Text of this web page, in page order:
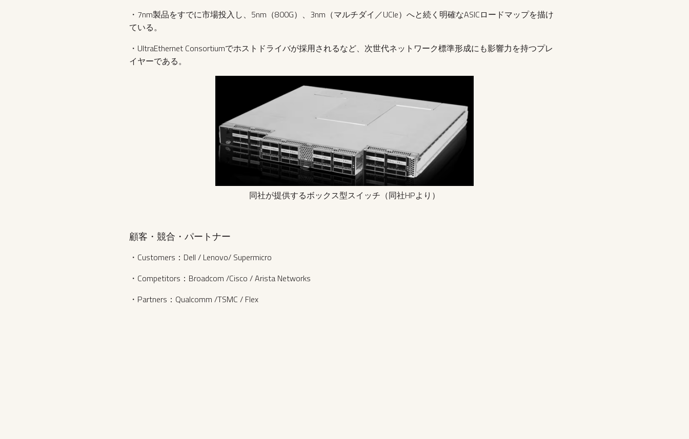
・7nm製品をすでに市場投入し、5nm（800G）、3nm（マルチダイ／UCIe）へと続く明確なASICロードマップを描け
ている。
・UltraEthernet Consortiumでホストドライバが採用されるなど、次世代ネットワーク標準形成にも影響力を持つプレ
イヤーである。
同社が提供するボックス型スイッチ（同社HPより）
顧客・競合・パートナー
・Customers：Dell / Lenovo/ Supermicro
・Competitors：Broadcom /Cisco / Arista Networks
・Partners：Qualcomm /TSMC / Flex